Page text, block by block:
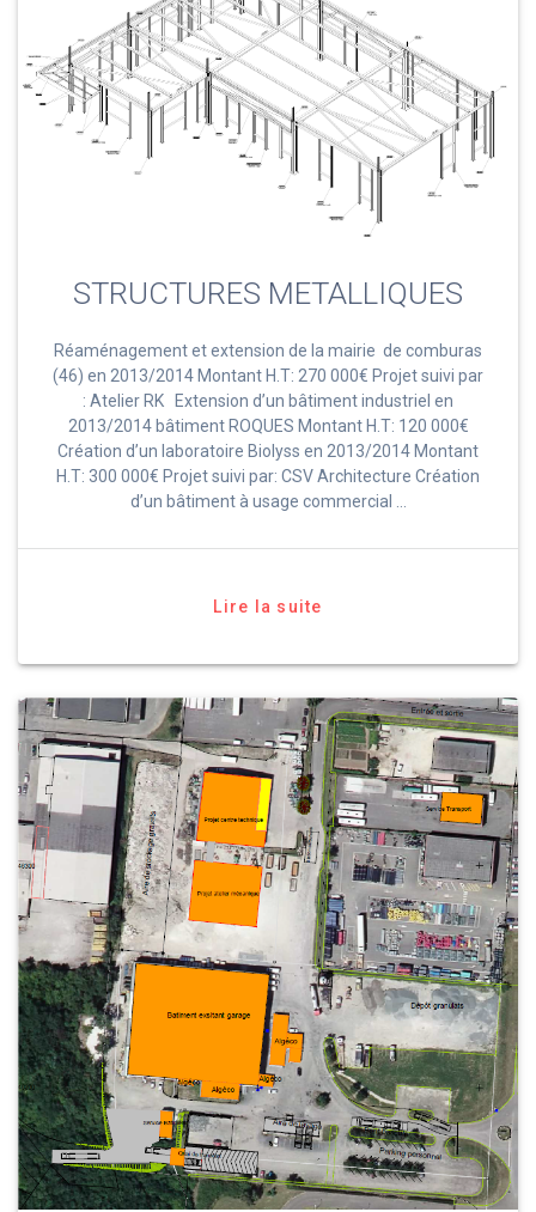
STRUCTURES METALLIQUES
Réaménagement et extension de la mairie de comburas
(46) en 2013/2014 Montant H.T: 270 000€ Projet suivi par
: Atelier RK Extension d’un bâtiment industriel en
2013/2014 bâtiment ROQUES Montant H.T: 120 000€
Création d’un laboratoire Biolyss en 2013/2014 Montant
H.T: 300 000€ Projet suivi par: CSV Architecture Création
d’un bâtiment à usage commercial …
Lire la suite